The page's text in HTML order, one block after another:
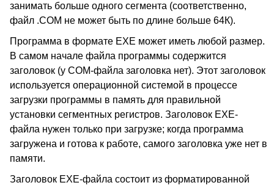
занимать больше одного сегмента (соответственно,
файл .COM не может быть по длине больше 64К).
Программа в формате EXE может иметь любой размер.
В самом начале файла программы содержится
заголовок (у COM-файла заголовка нет). Этот заголовок
используется операционной системой в процессе
загрузки программы в память для правильной
установки сегментных регистров. Заголовок EXE-
файла нужен только при загрузке; когда программа
загружена и готова к работе, самого заголовка уже нет в
памяти.
Заголовок EXE-файла состоит из форматированной